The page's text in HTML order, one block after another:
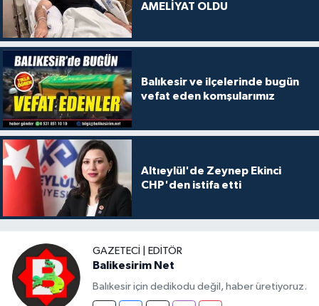
AMELİYAT OLDU
Balıkesir ve ilçelerinde bugün
vefat eden komşularımız
Altıeylül'de Zeynep Ekinci
CHP'den istifa etti
GAZETECI | EDITÖR
Balikesirim Net
Balıkesir için dedikodu değil, haber üretiyoruz.